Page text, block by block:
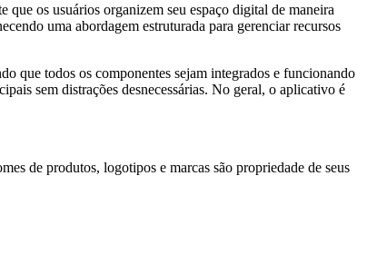
os usuários organizem seu espaço digital de maneira
uma abordagem estruturada para gerenciar recursos
que todos os componentes sejam integrados e funcionando
sem distrações desnecessárias. No geral, o aplicativo é
de produtos, logotipos e marcas são propriedade de seus